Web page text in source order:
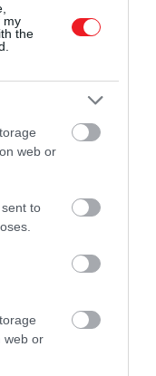
my
the
web or
to
web or